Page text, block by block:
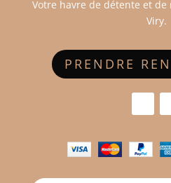
Votre havre de détente et
Viry.
PRENDRE